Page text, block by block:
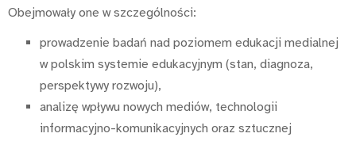
Obejmowały one w szczególności:
prowadzenie badań nad poziomem edukacji medialnej
w polskim systemie edukacyjnym (stan, diagnoza,
perspektywy rozwoju),
analizę wpływu nowych mediów, technologii
informacyjno-komunikacyjnych oraz sztucznej